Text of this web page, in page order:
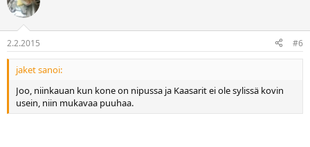
2.2.2015 #6
jaket sanoi:
Joo, niinkauan kun kone on nipussa ja Kaasarit ei ole sylissä kovin
usein, niin mukavaa puuhaa.